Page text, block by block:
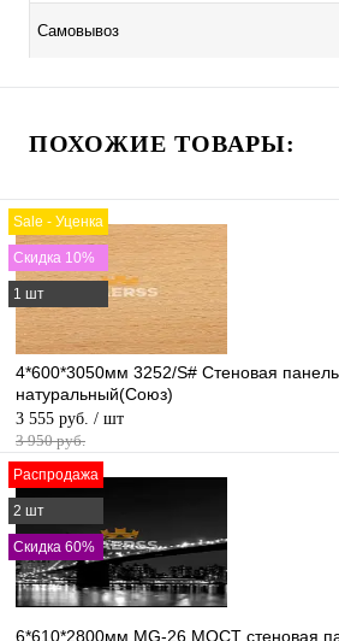
Самовывоз
ПОХОЖИЕ ТОВАРЫ:
Sale - Уценка
Скидка 10%
1 шт
4*600*3050мм 3252/S# Стеновая
натуральный(Союз)
3 555 руб. / шт
3 950 руб.
Распродажа
2 шт
Скидка 60%
6*610*2800мм MG-26 МОСТ стеновая